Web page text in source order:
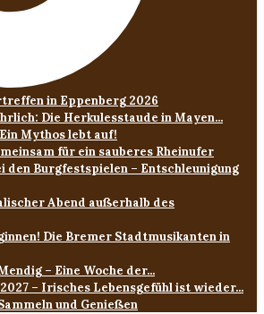
in Eppenberg 2026
Die Herkulesstaude in Mayen...
Mythos lebt auf!
für ein sauberes Rheinufer
den Burgfestspielen – Entschleunigung
Abend außerhalb des
Die Bremer Stadtmusikanten in
– Eine Woche der...
– Irisches Lebensgefühl ist wieder...
und Genießen